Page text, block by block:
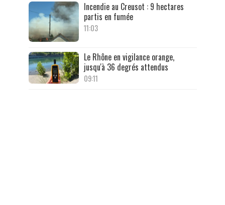
Incendie au Creusot : 9 hectares
partis en fumée
11:03
Le Rhône en vigilance orange,
jusqu'à 36 degrés attendus
09:11